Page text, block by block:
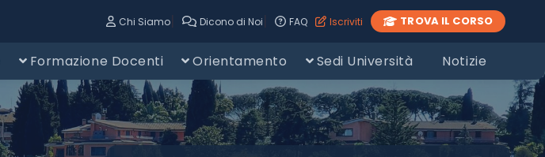
Chi Siamo| Dicono di Noi| FAQ Iscriviti TROVA IL CORSO
Formazione Docenti Orientamento Sedi Università Notizie